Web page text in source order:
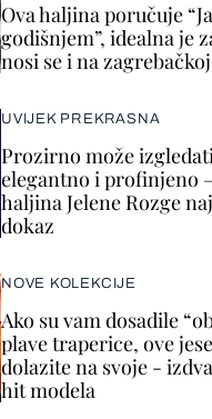
Ova haljina poručuje
godišnjem”, idealna je
nosi se i na
UVIJEK PREKRASNA
Prozirno može
elegantno i profinjeno
haljina Jelene Rozge
dokaz
NOVE KOLEKCIJE
Ako su vam dosadile
plave traperice, ove
dolazite na svoje -
hit modela